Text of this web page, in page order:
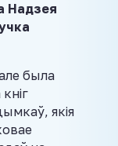
Надзея
была
якія